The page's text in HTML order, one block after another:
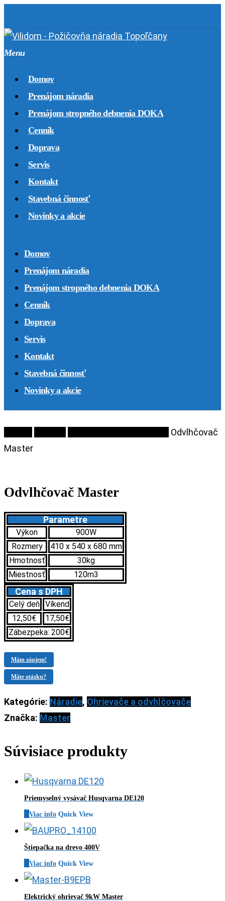
to
main
Menu
Domov
Prenájom náradia
Prenájom stropného debnenia DOKA
Cenník
Doprava
Servis
Kontakt
Stavebná činnosť
Novinky a akcie
Domov
Prenájom náradia
Prenájom stropného debnenia DOKA
Cenník
Doprava
Servis
Kontakt
Stavebná činnosť
Novinky a akcie
Odvlhčovač
Master
Odvlhčovač Master
Parametre
Výkon
900W
Rozmery
410 x 540 x 680 mm
Hmotnosť
30kg
Miestnosť
120m3
Cena s DPH
Celý deň
Víkend
12,50€
17,50€
Zábezpeka: 200€
Mám záujem!
Máte otázku?
Kategórie: Náradie, Ohrievače a odvhlčovače
Značka: Master
Súvisiace produkty
Priemyselný vysávač Husqvarna DE120
Viac info Quick View
Štiepačka na drevo 400V
Viac info Quick View
Elektrický ohrievač 9kW Master